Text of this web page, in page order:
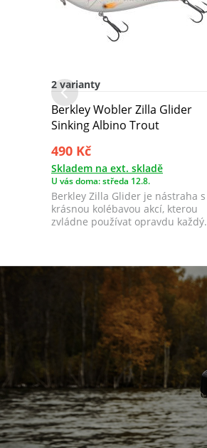
2 varianty
Berkley Wobler Zilla Glider
Sinking Albino Trout
490 Kč
Skladem na ext. skladě
U vás doma: středa 12.8.
Berkley Zilla Glider je nástraha s
krásnou kolébavou akcí, kterou
zvládne používat opravdu každý.